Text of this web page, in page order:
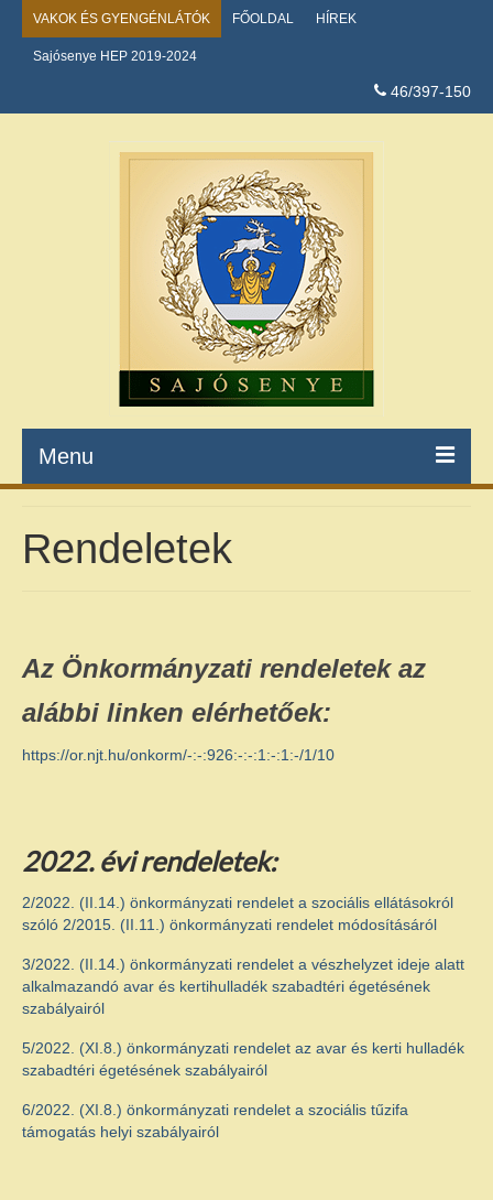
VAKOK ÉS GYENGÉNLÁTÓK FŐOLDAL HÍREK
Sajósenye HEP 2019-2024
46/397-150
Menu
Földrajzi jellemzők
Közérdekű adatok – Szervezeti,
személyzeti adatok
működésre vonatkozó adatok
INTÉZMÉNYEK
Faluház
Rendeletek
Az Önkormányzati rendeletek az
alábbi linken elérhetőek:
https://or.njt.hu/onkorm/-:-:926:-:-:1:-:1:-/1/10
2022. évi rendeletek:
2/2022. (II.14.) önkormányzati rendelet a szociális ellátásokról
szóló 2/2015. (II.11.) önkormányzati rendelet módosításáról
3/2022. (II.14.) önkormányzati rendelet a vészhelyzet ideje alatt
alkalmazandó avar és kertihulladék szabadtéri égetésének
szabályairól
5/2022. (XI.8.) önkormányzati rendelet az avar és kerti hulladék
szabadtéri égetésének szabályairól
6/2022. (XI.8.) önkormányzati rendelet a szociális tűzifa
támogatás helyi szabályairól